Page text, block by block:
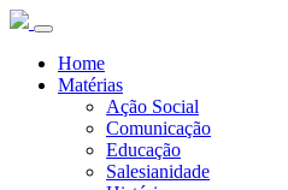
Home
Matérias
Ação Social
Comunicação
Educação
Salesianidade